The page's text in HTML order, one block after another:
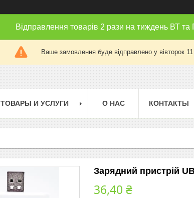
Відправлення товарів 2 рази на тиждень ВТ та
Ваше замовлення буде відправлено у вівторок
ТОВАРЫ И УСЛУГИ О НАС КОНТАКТЫ
Зарядний пристрій
36,40 ₴